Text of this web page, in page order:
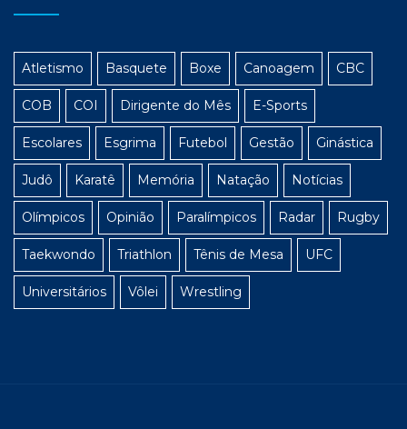
Atletismo Basquete Boxe Canoagem CBC
COB COI Dirigente do Mês E-Sports
Escolares Esgrima Futebol Gestão Ginástica
Judô Karatê Memória Natação Notícias
Olímpicos Opinião Paralímpicos Radar Rugby
Taekwondo Triathlon Tênis de Mesa UFC
Universitários Vôlei Wrestling